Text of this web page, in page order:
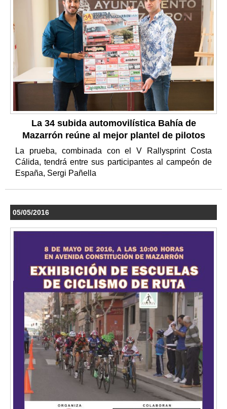
La 34 subida automovilística Bahía de
Mazarrón reúne al mejor plantel de pilotos
La prueba, combinada con el V Rallysprint Costa
Cálida, tendrá entre sus participantes al campeón de
España, Sergi Pañella
05/05/2016